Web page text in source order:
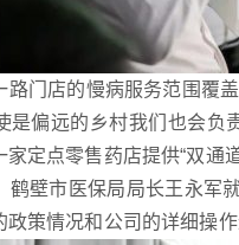
门店的慢病服务范围覆
是偏远的乡村我们也会负
定点零售药店提供“双通道
鹤壁市医保局局长王永军
策情况和公司的详细操作